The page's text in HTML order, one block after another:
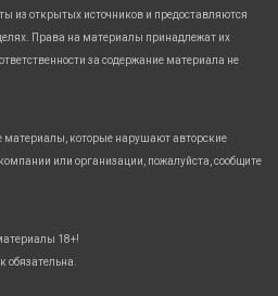
из открытых источников и предоставляются
Права на материалы принадлежат их
за содержание материала не
которые нарушают авторские
или организации, пожалуйста, сообщите
18+!
обязательна.